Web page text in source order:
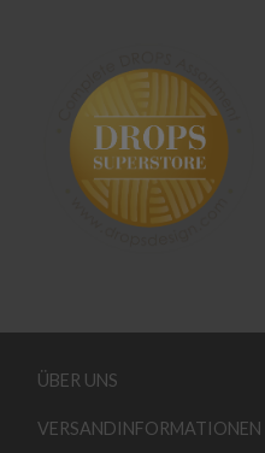
ÜBER UNS
VERSANDINFORMATIONEN